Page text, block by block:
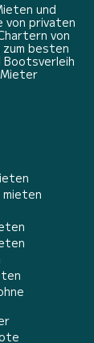
und
von privaten
von
besten
Bootsverleih
mieten